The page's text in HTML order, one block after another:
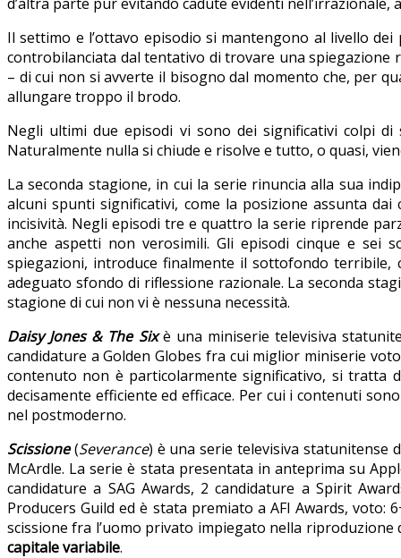
Il settimo e l’ottavo episodio si mantengono al livello
controbilanciata dal tentativo di trovare una spiegazione
– di cui non si avverte il bisogno dal momento che, per
allungare troppo il brodo.
Negli ultimi due episodi vi sono dei significativi colpi
Naturalmente nulla si chiude e risolve e tutto, o quasi,
La seconda stagione, in cui la serie rinuncia alla sua
alcuni spunti significativi, come la posizione assunta
incisività. Negli episodi tre e quattro la serie riprende
anche aspetti non verosimili. Gli episodi cinque e
spiegazioni, introduce finalmente il sottofondo terribile,
adeguato sfondo di riflessione razionale. La seconda
stagione di cui non vi è nessuna necessità.
Daisy Jones & The Sixè una miniserie televisiva
candidature a Golden Globes fra cui miglior miniserie
contenuto non è particolarmente significativo, si tratta
decisamente efficiente ed efficace. Per cui i contenuti
nel postmoderno.
Scissione(Severance) è una serie televisiva statunitense
McArdle. La serie è stata presentata in anteprima su
candidature a SAG Awards, 2 candidature a Spirit
Producers Guild ed è stata premiato a AFI Awards, voto:
scissione fra l’uomo privato impiegato nella
capitale variabile.